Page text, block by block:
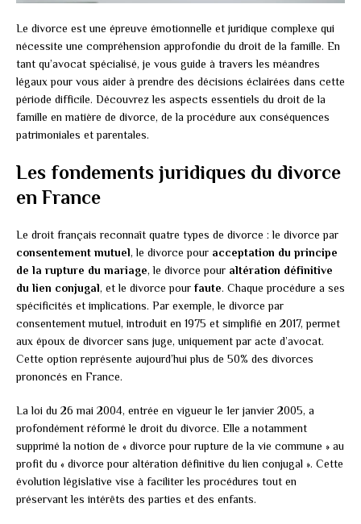
Le divorce est une épreuve émotionnelle et juridique complexe qui
nécessite une compréhension approfondie du droit de la famille. En
tant qu’avocat spécialisé, je vous guide à travers les méandres
légaux pour vous aider à prendre des décisions éclairées dans cette
période difficile. Découvrez les aspects essentiels du droit de la
famille en matière de divorce, de la procédure aux conséquences
patrimoniales et parentales.
Les fondements juridiques du divorce
en France
Le droit français reconnaît quatre types de divorce : le divorce par
consentement mutuel, le divorce pour acceptation du principe
de la rupture du mariage, le divorce pour altération définitive
du lien conjugal, et le divorce pour faute. Chaque procédure a ses
spécificités et implications. Par exemple, le divorce par
consentement mutuel, introduit en 1975 et simplifié en 2017, permet
aux époux de divorcer sans juge, uniquement par acte d’avocat.
Cette option représente aujourd’hui plus de 50% des divorces
prononcés en France.
La loi du 26 mai 2004, entrée en vigueur le 1er janvier 2005, a
profondément réformé le droit du divorce. Elle a notamment
supprimé la notion de « divorce pour rupture de la vie commune » au
profit du « divorce pour altération définitive du lien conjugal ». Cette
évolution législative vise à faciliter les procédures tout en
préservant les intérêts des parties et des enfants.